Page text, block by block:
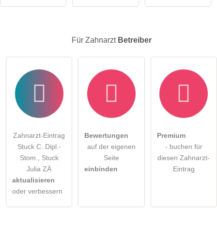
Für Zahnarzt Betreiber
Zahnarzt-Eintrag
Stuck C. Dipl.-
Stom., Stuck
Julia ZÄ
aktualisieren
oder verbessern
Bewertungen
auf der eigenen
Seite
einbinden
Premium
- buchen für
diesen Zahnarzt-
Eintrag